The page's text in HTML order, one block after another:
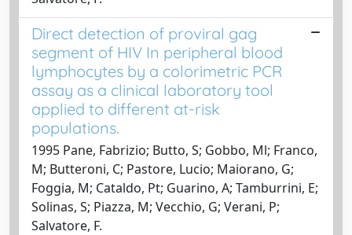
Direct detection of proviral gag
segment of HIV In peripheral blood
lymphocytes by a colorimetric PCR
assay as a clinical laboratory tool
applied to different at-risk
populations.
1995 Pane, Fabrizio; Butto, S; Gobbo, Ml; Franco,
M; Butteroni, C; Pastore, Lucio; Maiorano, G;
Foggia, M; Cataldo, Pt; Guarino, A; Tamburrini, E;
Solinas, S; Piazza, M; Vecchio, G; Verani, P;
Salvatore, F.